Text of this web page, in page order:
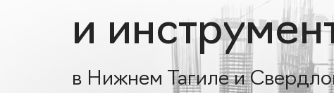
и
в Нижнем Тагиле и